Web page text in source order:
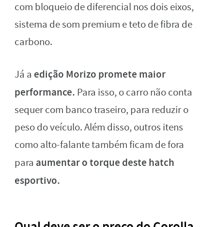
com bloqueio de diferencial nos dois eixos,
sistema de som premium e teto de fibra de
carbono.
Já a edição Morizo promete maior
performance. Para isso, o carro não conta
sequer com banco traseiro, para reduzir o
peso do veículo. Além disso, outros itens
como alto-falante também ficam de fora
para aumentar o torque deste hatch
esportivo.